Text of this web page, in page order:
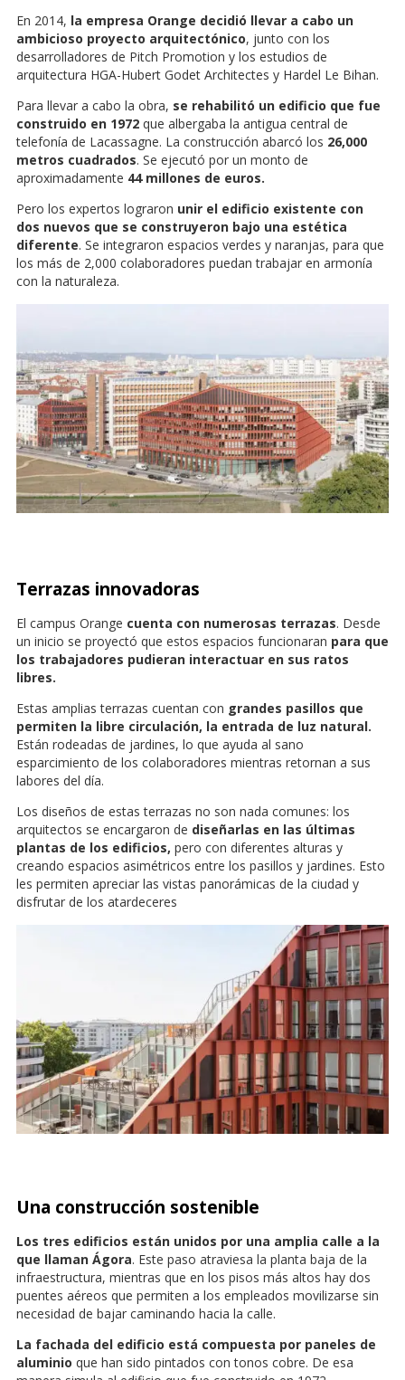
En 2014, la empresa Orange decidió llevar a cabo un
ambicioso proyecto arquitectónico, junto con los
desarrolladores de Pitch Promotion y los estudios de
arquitectura HGA-Hubert Godet Architectes y Hardel Le Bihan.
Para llevar a cabo la obra, se rehabilitó un edificio que fue
construido en 1972 que albergaba la antigua central de
telefonía de Lacassagne. La construcción abarcó los 26,000
metros cuadrados. Se ejecutó por un monto de
aproximadamente 44 millones de euros.
Pero los expertos lograron unir el edificio existente con
dos nuevos que se construyeron bajo una estética
diferente. Se integraron espacios verdes y naranjas, para que
los más de 2,000 colaboradores puedan trabajar en armonía
con la naturaleza.
Terrazas innovadoras
El campus Orange cuenta con numerosas terrazas. Desde
un inicio se proyectó que estos espacios funcionaran para que
los trabajadores pudieran interactuar en sus ratos
libres.
Estas amplias terrazas cuentan con grandes pasillos que
permiten la libre circulación, la entrada de luz natural.
Están rodeadas de jardines, lo que ayuda al sano
esparcimiento de los colaboradores mientras retornan a sus
labores del día.
Los diseños de estas terrazas no son nada comunes: los
arquitectos se encargaron de diseñarlas en las últimas
plantas de los edificios, pero con diferentes alturas y
creando espacios asimétricos entre los pasillos y jardines. Esto
les permiten apreciar las vistas panorámicas de la ciudad y
disfrutar de los atardeceres
Una construcción sostenible
Los tres edificios están unidos por una amplia calle a la
que llaman Ágora. Este paso atraviesa la planta baja de la
infraestructura, mientras que en los pisos más altos hay dos
puentes aéreos que permiten a los empleados movilizarse sin
necesidad de bajar caminando hacia la calle.
La fachada del edificio está compuesta por paneles de
aluminio que han sido pintados con tonos cobre. De esa